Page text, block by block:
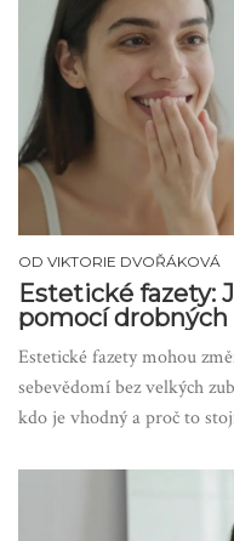
OD VIKTORIE DVOŘÁKOVÁ
Estetické fazety:
pomocí
Estetické fazety mohou
sebevědomí bez velkých
kdo je vhodný a proč to